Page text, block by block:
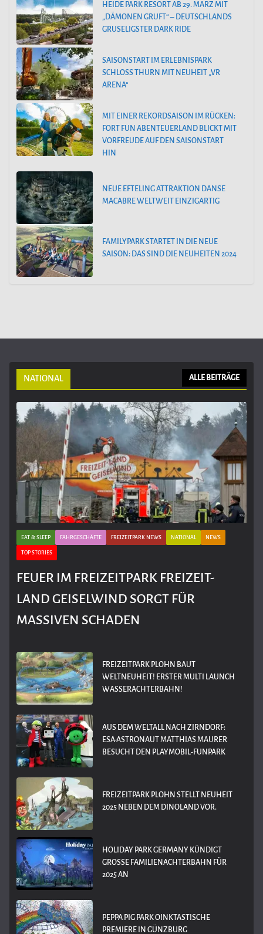
HEIDE PARK RESORT AB 29. MÄRZ MIT
„DÄMONEN GRUFT“ – DEUTSCHLANDS
GRUSELIGSTER DARK RIDE
SAISONSTART IM ERLEBNISPARK
SCHLOSS THURN MIT NEUHEIT „VR
ARENA“
MIT EINER REKORDSAISON IM RÜCKEN:
FORT FUN ABENTEUERLAND BLICKT MIT
VORFREUDE AUF DEN SAISONSTART
HIN
NEUE EFTELING ATTRAKTION DANSE
MACABRE WELTWEIT EINZIGARTIG
FAMILYPARK STARTET IN DIE NEUE
SAISON: DAS SIND DIE NEUHEITEN 2024
NATIONAL ALLE BEITRÄGE
EAT & SLEEP FAHRGESCHÄFTE FREIZEITPARK NEWS NATIONAL NEWS
TOP STORIES
FEUER IM FREIZEITPARK FREIZEIT-
LAND GEISELWIND SORGT FÜR
MASSIVEN SCHADEN
FREIZEITPARK PLOHN BAUT
WELTNEUHEIT! ERSTER MULTI LAUNCH
WASSERACHTERBAHN!
AUS DEM WELTALL NACH ZIRNDORF:
ESA-ASTRONAUT MATTHIAS MAURER
BESUCHT DEN PLAYMOBIL-FUNPARK
FREIZEITPARK PLOHN STELLT NEUHEIT
2025 NEBEN DEM DINOLAND VOR.
HOLIDAY PARK GERMANY KÜNDIGT
GROSSE FAMILIENACHTERBAHN FÜR 2
025 AN
PEPPA PIG PARK OINKTASTISCHE
PREMIERE IN GÜNZBURG